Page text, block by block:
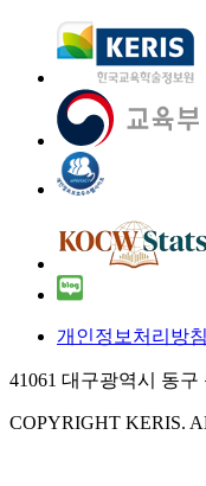
개인정보처리방침
41061 대구광역시 동구
COPYRIGHT KERIS.